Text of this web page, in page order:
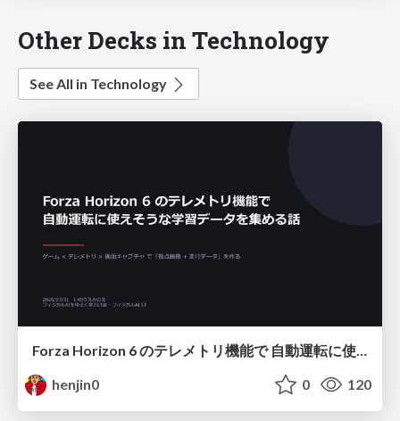
Other Decks in Technology
See All in Technology
henjin0
0 120